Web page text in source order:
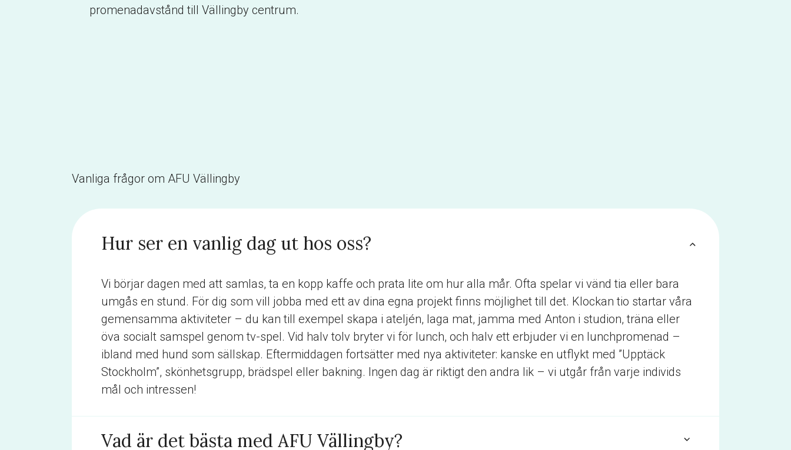
promenadavstånd till Vällingby centrum.
Vanliga frågor om AFU Vällingby
Hur ser en vanlig dag ut hos oss?
Vi börjar dagen med att samlas, ta en kopp kaffe och prata lite om hur alla mår. Ofta spelar vi vänd tia eller bara
umgås en stund. För dig som vill jobba med ett av dina egna projekt finns möjlighet till det. Klockan tio startar våra
gemensamma aktiviteter – du kan till exempel skapa i ateljén, laga mat, jamma med Anton i studion, träna eller
öva socialt samspel genom tv-spel. Vid halv tolv bryter vi för lunch, och halv ett erbjuder vi en lunchpromenad –
ibland med hund som sällskap. Eftermiddagen fortsätter med nya aktiviteter: kanske en utflykt med ”Upptäck
Stockholm”, skönhetsgrupp, brädspel eller bakning. Ingen dag är riktigt den andra lik – vi utgår från varje individs
mål och intressen!
Vad är det bästa med AFU Vällingby?